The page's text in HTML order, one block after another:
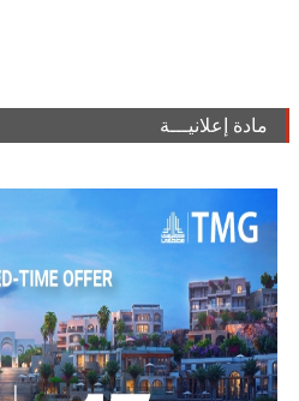
مادة إعلانيـــة